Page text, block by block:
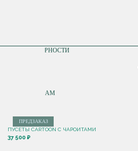
ПО ПОПУЛЯРНОСТИ
ПО НОВИНКАМ
ПРЕДЗАКАЗ
ПУСЕТЫ CARTOON С ЧАРОИТАМИ
37 500 ₽